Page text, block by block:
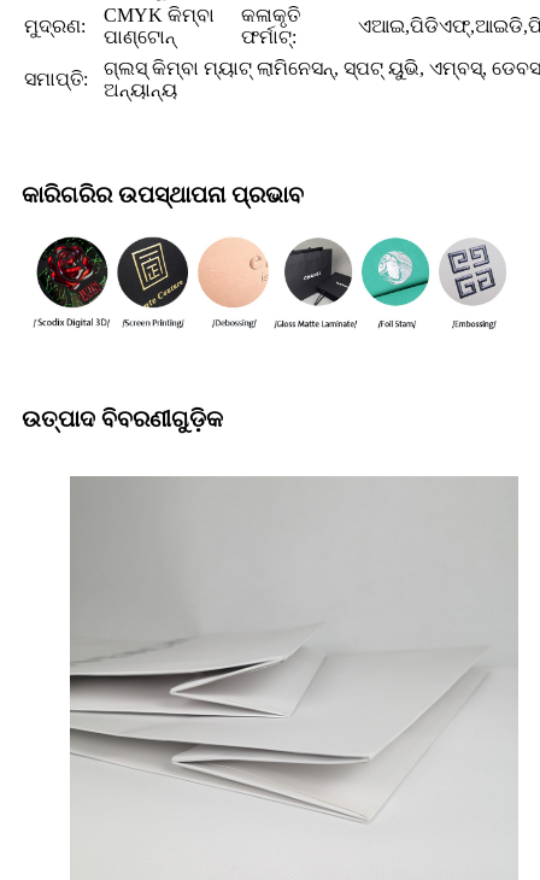
ମୁଦ୍ରଣ:
CMYK କିମ୍ବା
ପାଣ୍ଟୋନ୍
କଳାକୃତି
ଫର୍ମାଟ୍:
ସମାପ୍ତି:
ଗ୍ଲସ୍ କିମ୍ବା ମ୍ୟାଟ୍ ଲାମିନେସନ୍, ସ୍ପଟ୍ ୟୁଭି, ଏମ୍ବସ୍, ଡେବସ୍
ଅନ୍ୟାନ୍ୟ
କାରିଗରିର ଉପସ୍ଥାପନା ପ୍ରଭାବ
ଉତ୍ପାଦ ବିବରଣୀଗୁଡ଼ିକ